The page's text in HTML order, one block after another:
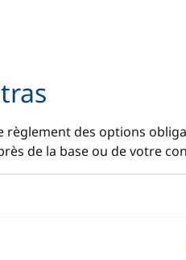
règlement des options
de la base ou de votre